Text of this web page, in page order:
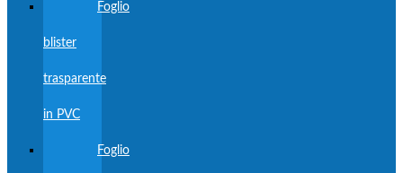
Foglio
blister
trasparente
in PVC
Foglio